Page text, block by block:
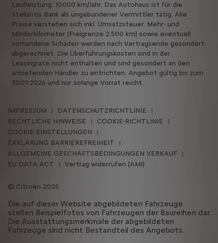
Laufleistung: 10.000 km/Jahr. Das Autohaus ist für die
Stellantis Bank als ungebundener Vermittler tätig. Alle
Preise verstehen sich inkl. Umsatzsteuer. Mehr- und
Minderkilometer (Freigrenze 2.500 km) sowie eventuell
vorhandene Schäden werden nach Vertragsende gesondert
abgerechnet. Die Überführungskosten sind in der
Leasingrate nicht enthalten und sind gesondert an den
anbietenden Händler zu entrichten. Angebot gültig bis zum
30.09.2026 und nur solange Vorrat reicht.
Citroën 2025
IMPRESSUM
DATENSCHUTZRICHTLINIE
RECHTLICHE HINWEISE
COOKIE-RICHTLINIE
COOKIE-EINSTELLUNGEN
ERKLÄRUNG BARRIEREFREIHEIT
ALLGEMEINE GESCHÄFTSBEDINGUNGEN VERKAUF
EU DATA ACT
Vertrag widerrufen (AMI)
Die auf dieser Website abgebildeten Fahrzeuge
stellen Beispielfotos von Fahrzeugen der Baureihen dar.
Die Ausstattungsmerkmale der abgebildeten
Fahrzeuge sind nicht Bestandteil des Angebots.